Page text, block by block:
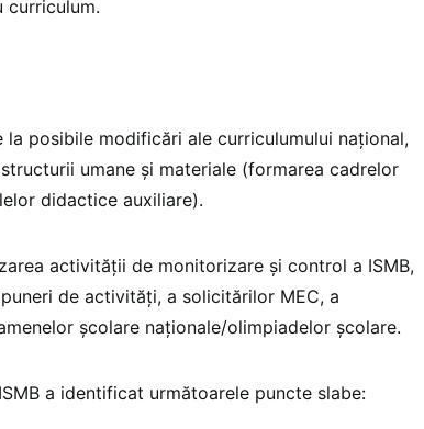
curriculum.
posibile modificări ale curriculumului național,
umane şi materiale (formarea cadrelor
didactice auxiliare).
activității de monitorizare şi control a ISMB,
de activităţi, a solicitărilor MEC, a
școlare naţionale/olimpiadelor şcolare.
a identificat următoarele puncte slabe: